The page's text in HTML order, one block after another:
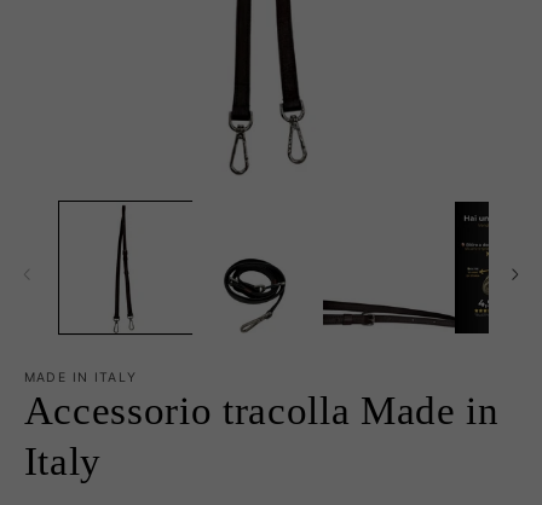
contenuti
finestra
MADE IN ITALY
Accessorio tracolla Made in
Italy